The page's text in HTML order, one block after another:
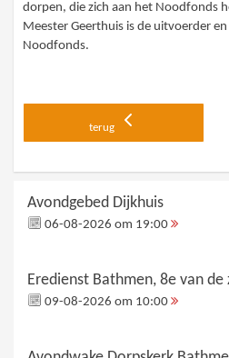
dorpen, die zich aan het Noodfonds
Meester Geerthuis is de uitvoerder
Noodfonds.
terug
Avondgebed Dijkhuis
06-08-2026 om 19:00
Eredienst Bathmen, 8e van de
09-08-2026 om 10:00